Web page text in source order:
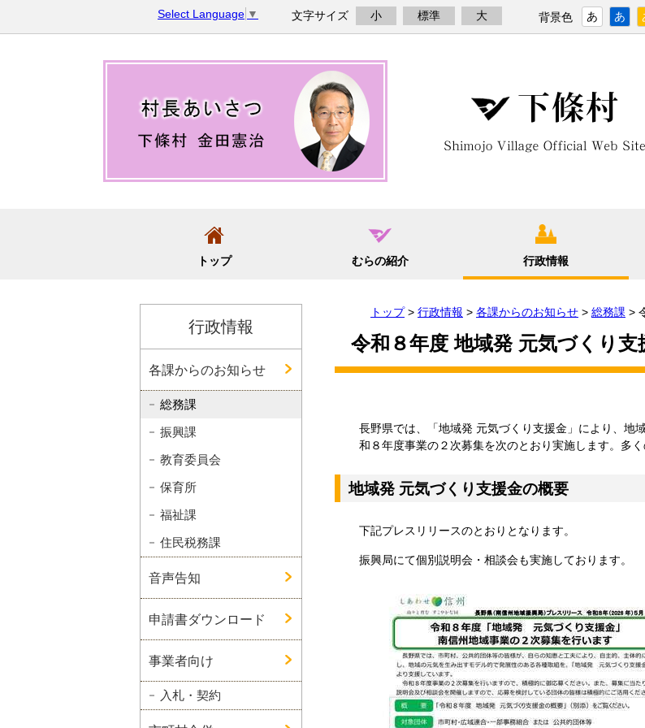
コ
ン
移
Select Language ▼ 文字サイズ 小 標準 大 背景色 あ あ
トップ むらの紹介 行政情報
トップ> 行政情報 > 各課からのお知らせ > 総務課 >
令和８年度 地域発 元気づくり
長野県では、「地域発 元気づくり支援金」により、地
和８年度事業の２次募集を次のとおり実施します。多
地域発 元気づくり支援金の概要
下記プレスリリースのとおりとなります。
振興局にて個別説明会・相談会も実施しております。
行政情報
各課からのお知らせ
総務課
振興課
教育委員会
保育所
福祉課
住民税務課
音声告知
申請書ダウンロード
事業者向け
入札・契約